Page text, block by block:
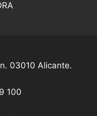
03010 Alicante.
100